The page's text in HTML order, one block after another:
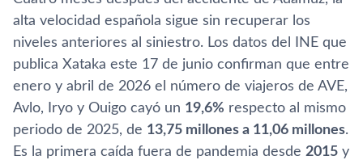
alta velocidad española sigue sin recuperar los
niveles anteriores al siniestro. Los datos del INE que
publica Xataka este 17 de junio confirman que entre
enero y abril de 2026 el número de viajeros de AVE,
Avlo, Iryo y Ouigo cayó un 19,6% respecto al mismo
periodo de 2025, de 13,75 millones a 11,06 millones.
Es la primera caída fuera de pandemia desde 2015 y